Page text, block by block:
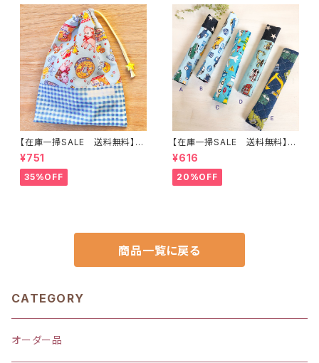
【在庫一掃SALE 送料無料】巾
着袋(中)☆31×23cm ブルー
【うさぎ・バンビ・レトロアニマル
柄】 ★KC.5960 裏地付き 動
物｜通園通学用のかわいい巾着
¥751
35%OFF
【在庫一掃SALE 送料無料】も
こもこ水筒肩ひもカバー【はたら
く】 ★KS.10111314151617181
9 車 男の子 飛行機 くる
ま ｜通園通学用のかわいい巾
¥616
20%OFF
商品一覧に戻る
CATEGORY
オーダー品